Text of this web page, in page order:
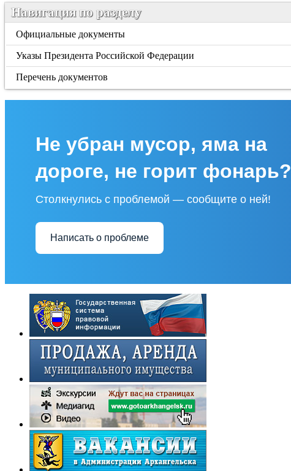
Навигация по разделу
Официальные документы
Указы Президента Российской Федерации
Перечень документов
Не убран мусор, яма на
дороге, не горит фонарь?
Столкнулись с проблемой — сообщите о ней!
Написать о проблеме